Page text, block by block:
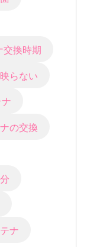
交換時期
らない
の交換
ナ